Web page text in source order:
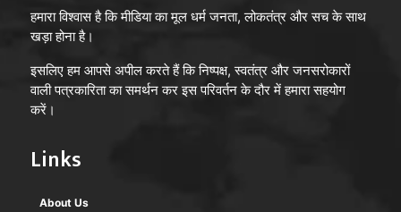
हमारा विश्वास है कि मीडिया का मूल धर्म जनता, लोकतंत्र और सच के साथ
खड़ा होना है।
इसलिए हम आपसे अपील करते हैं कि निष्पक्ष, स्वतंत्र और जनसरोकारों
वाली पत्रकारिता का समर्थन कर इस परिवर्तन के दौर में हमारा सहयोग
करें।
Links
About Us